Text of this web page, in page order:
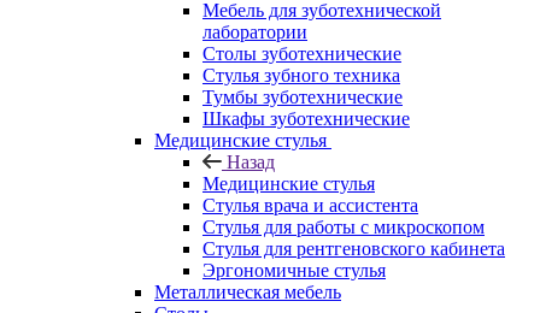
Мебель для зуботехнической
лаборатории
Столы зуботехнические
Стулья зубного техника
Тумбы зуботехнические
Шкафы зуботехнические
Медицинские стулья
Назад
Медицинские стулья
Стулья врача и ассистента
Стулья для работы с микроскопом
Стулья для рентгеновского кабинета
Эргономичные стулья
Металлическая мебель